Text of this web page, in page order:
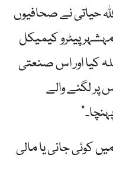
حیاتی نے صحافیوں
پیٹرو کیمیکل
کیا اور اس صنعتی
لگنے والے
کوئی جانی یا مالی